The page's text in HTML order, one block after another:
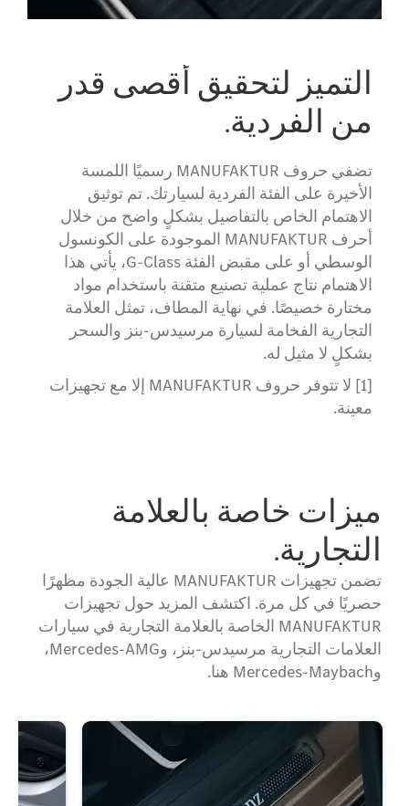
التميز لتحقيق أقصى قدر
من الفردية.
تضفي حروف MANUFAKTUR رسميًا اللمسة
الأخيرة على الفئة الفردية لسيارتك. تم توثيق
الاهتمام الخاص بالتفاصيل بشكلٍ واضح من خلال
أحرف MANUFAKTUR الموجودة على الكونسول
الوسطي أو على مقبض الفئة G-Class، يأتي هذا
الاهتمام نتاج عملية تصنيع متقنة باستخدام مواد
مختارة خصيصًا. في نهاية المطاف، تمثل العلامة
التجارية الفخامة لسيارة مرسيدس-بنز والسحر
بشكلٍ لا مثيل له.
[1] لا تتوفر حروف MANUFAKTUR إلا مع تجهيزات
معينة.
ميزات خاصة بالعلامة
التجارية.
تضمن تجهيزات MANUFAKTUR عالية الجودة مظهرًا
حصريًا في كل مرة. اكتشف المزيد حول تجهيزات
MANUFAKTUR الخاصة بالعلامة التجارية في سيارات
العلامات التجارية مرسيدس-بنز، وMercedes-AMG،
وMercedes-Maybach هنا.